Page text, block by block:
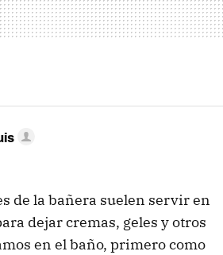
de la bañera suelen servir en
dejar cremas, geles y otros
en el baño, primero como